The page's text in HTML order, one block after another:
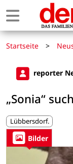
Startseite >
reporter
„Sonia“
Lübbersdorf.
Bilder